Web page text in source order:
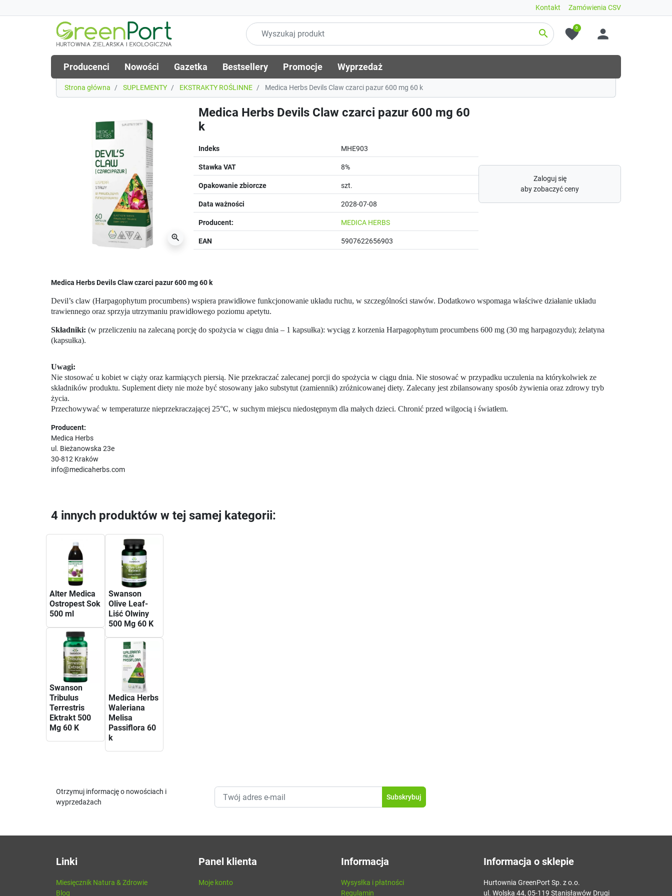
Zamówienia CSV
Kontakt
search favorite
0 person
Producenci Nowości Gazetka Bestsellery Promocje Wyprzedaż
Strona główna SUPLEMENTY EKSTRAKTY ROŚLINNE Medica Herbs Devils Claw czarci pazur 600 mg 60 k
zoom_in
Medica Herbs Devils Claw czarci pazur 600 mg 60
k
Indeks MHE903
Stawka VAT 8%
Opakowanie zbiorcze szt.
Data ważności 2028-07-08
Producent: MEDICA HERBS
EAN 5907622656903
Zaloguj się
aby zobaczyć ceny
Medica Herbs Devils Claw czarci pazur 600 mg 60 k
Devil’s claw (Harpagophytum procumbens) wspiera prawidłowe funkcjonowanie układu ruchu, w szczególności stawów. Dodatkowo wspomaga właściwe działanie układu
trawiennego oraz sprzyja utrzymaniu prawidłowego poziomu apetytu.
Składniki: (w przeliczeniu na zalecaną porcję do spożycia w ciągu dnia – 1 kapsułka): wyciąg z korzenia Harpagophytum procumbens 600 mg (30 mg harpagozydu); żelatyna
(kapsułka).
Uwagi:
Nie stosować u kobiet w ciąży oraz karmiących piersią. Nie przekraczać zalecanej porcji do spożycia w ciągu dnia. Nie stosować w przypadku uczulenia na którykolwiek ze
składników produktu. Suplement diety nie może być stosowany jako substytut (zamiennik) zróżnicowanej diety. Zalecany jest zbilansowany sposób żywienia oraz zdrowy tryb
życia.
Przechowywać w temperaturze nieprzekraczającej 25°C, w suchym miejscu niedostępnym dla małych dzieci. Chronić przed wilgocią i światłem.
Producent:
Medica Herbs
ul. Bieżanowska 23e
30-812 Kraków
info@medicaherbs.com
4 innych produktów w tej samej kategorii:
Alter Medica
Ostropest Sok
500 ml
Swanson
Tribulus
Terrestris
Ektrakt 500
Mg 60 K
Swanson
Olive Leaf-
Liść Olwiny
500 Mg 60 K
Medica Herbs
Waleriana
Melisa
Passiflora 60
k
Otrzymuj informację o nowościach i
wyprzedażach
Linki
Miesięcznik Natura & Zdrowie
Blog
Panel klienta
Moje konto
Informacja
Wysysłka i płatności
Regulamin
Informacja o sklepie
Hurtownia GreenPort Sp. z o.o.
ul. Wolska 44, 05-119 Stanisławów Drugi